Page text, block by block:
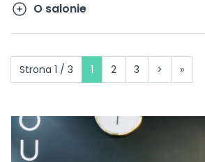
O salonie
Strona 1 / 3 1 2 3 > »